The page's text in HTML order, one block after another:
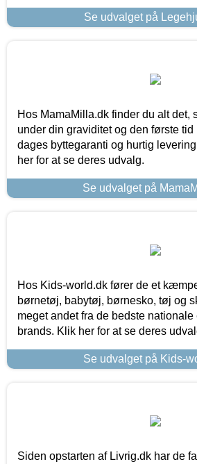
Se udvalget på
Hos MamaMilla.dk finder du alt det,
under din graviditet og den første tid
dages byttegaranti og hurtig
her for at se deres udvalg.
Se udvalget på
Hos Kids-world.dk fører de et
børnetøj, babytøj, børnesko, tøj og
meget andet fra de bedste
brands. Klik her for at se deres
Se udvalget på Kids-
Siden opstarten af Livrig.dk har de